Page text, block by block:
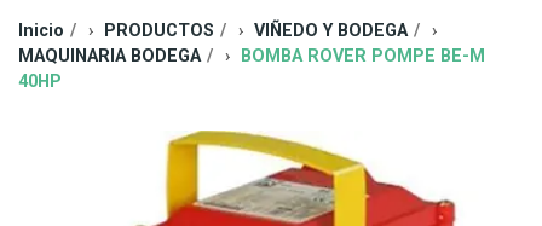
Inicio PRODUCTOS
VIÑEDO Y BODEGA
MAQUINARIA BODEGA
BOMBA ROVER POMPE BE-M
40HP